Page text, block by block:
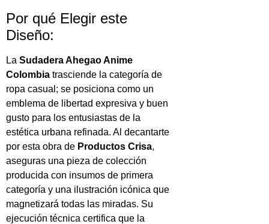
Por qué Elegir este
Diseño:
La Sudadera Ahegao Anime
Colombia trasciende la categoría de
ropa casual; se posiciona como un
emblema de libertad expresiva y buen
gusto para los entusiastas de la
estética urbana refinada. Al decantarte
por esta obra de Productos Crisa,
aseguras una pieza de colección
producida con insumos de primera
categoría y una ilustración icónica que
magnetizará todas las miradas. Su
ejecución técnica certifica que la